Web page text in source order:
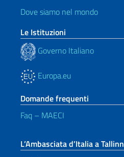
Dove siamo nel mondo
Le Istituzioni
Governo Italiano
Europa.eu
Domande frequenti
Faq – MAECI
L’Ambasciata d’Italia a Tallinn